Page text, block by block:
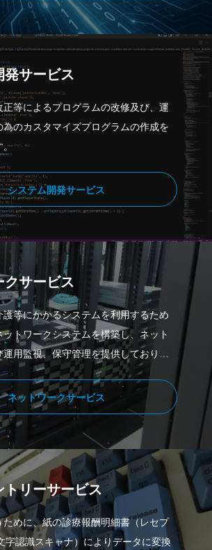
発サービス
正等によるプログラムの改修及び、運
為のカスタマイズプログラムの作成を
。
システム開発サービス
クサービス
護等にかかるシステムを利用するため
トワークシステムを構築し、ネット
用監視、保守管理を提供しておりま
ネットワークサービス
トリーサービス
ために、紙の診療報酬明細書（レセプ
字認識スキャナ）によりデータに変換